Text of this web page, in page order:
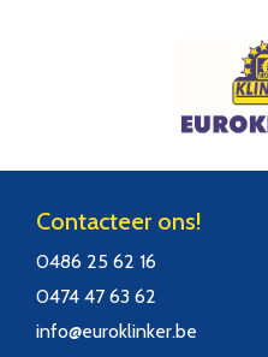
Contacteer ons!
0486 25 62 16
0474 47 63 62
info@euroklinker.be